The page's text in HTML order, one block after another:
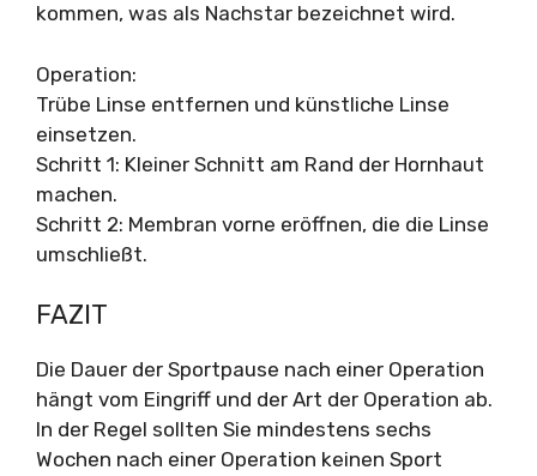
kommen, was als Nachstar bezeichnet wird.
Operation:
Trübe Linse entfernen und künstliche Linse
einsetzen.
Schritt 1: Kleiner Schnitt am Rand der Hornhaut
machen.
Schritt 2: Membran vorne eröffnen, die die Linse
umschließt.
FAZIT
Die Dauer der Sportpause nach einer Operation
hängt vom Eingriff und der Art der Operation ab.
In der Regel sollten Sie mindestens sechs
Wochen nach einer Operation keinen Sport